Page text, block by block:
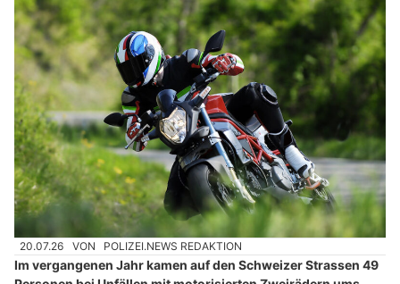
20.07.26 VON POLIZEI.NEWS REDAKTION
Im vergangenen Jahr kamen auf den Schweizer Strassen 49